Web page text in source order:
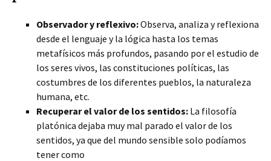
Observador y reflexivo:Observa, analiza y reflexiona
desde el lenguaje y la lógica hasta los temas
metafísicos más profundos, pasando por el estudio de
los seres vivos, las constituciones políticas, las
costumbres de los diferentes pueblos, la naturaleza
humana, etc.
Recuperar el valor de los sentidos: La filosofía
platónica dejaba muy mal parado el valor de los
sentidos, ya que del mundo sensible solo podíamos
tener como